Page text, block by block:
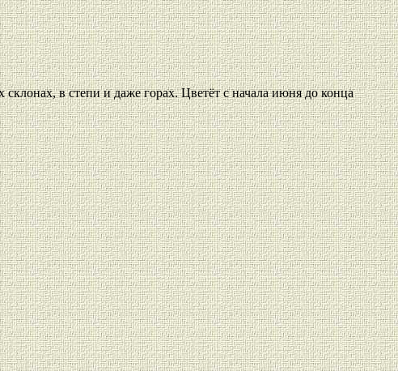
в степи и даже горах. Цветёт с начала июня до конца